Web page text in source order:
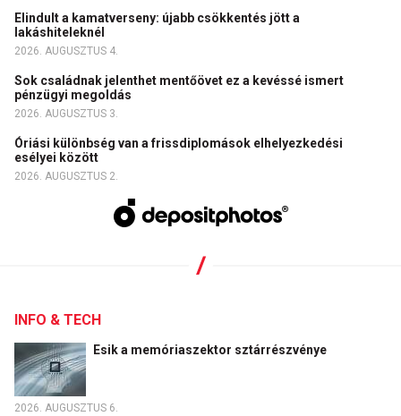
Elindult a kamatverseny: újabb csökkentés jött a
lakáshiteleknél
2026. AUGUSZTUS 4.
Sok családnak jelenthet mentőövet ez a kevéssé ismert
pénzügyi megoldás
2026. AUGUSZTUS 3.
Óriási különbség van a frissdiplomások elhelyezkedési
esélyei között
2026. AUGUSZTUS 2.
INFO & TECH
Esik a memóriaszektor sztárrészvénye
2026. AUGUSZTUS 6.